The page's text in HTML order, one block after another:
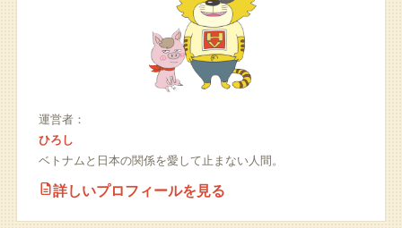
運営者：
ひろし
ベトナムと日本の関係を愛して止まない人間。
詳しいプロフィールを見る